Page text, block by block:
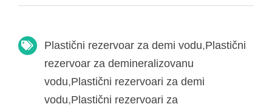
Plastični rezervoar za demi vodu,Plastični
rezervoar za demineralizovanu
vodu,Plastični rezervoari za demi
vodu,Plastični rezervoari za